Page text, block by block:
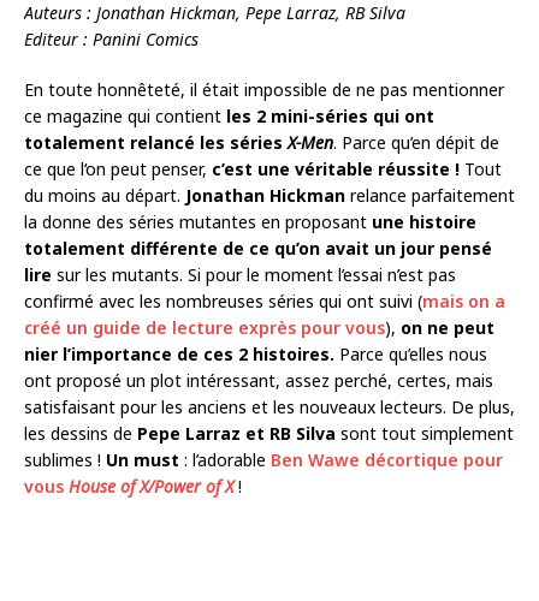
Auteurs : Jonathan Hickman, Pepe Larraz, RB Silva
Editeur : Panini Comics
En toute honnêteté, il était impossible de ne pas mentionner
ce magazine qui contient les 2 mini-séries qui ont
totalement relancé les sériesX-Men. Parce qu’en dépit de
ce que l‘on peut penser, c’est une véritable réussite ! Tout
du moins au départ. Jonathan Hickman relance parfaitement
la donne des séries mutantes en proposant une histoire
totalement différente de ce qu’on avait un jour pensé
lire sur les mutants. Si pour le moment l’essai n’est pas
confirmé avec les nombreuses séries qui ont suivi (mais on a
créé un guide de lecture exprès pour vous), on ne peut
nier l’importance de ces 2 histoires. Parce qu’elles nous
ont proposé un plot intéressant, assez perché, certes, mais
satisfaisant pour les anciens et les nouveaux lecteurs. De plus,
les dessins de Pepe Larraz et RB Silva sont tout simplement
sublimes ! Un must : l’adorable Ben Wawe décortique pour
vous House of X/Power of X !